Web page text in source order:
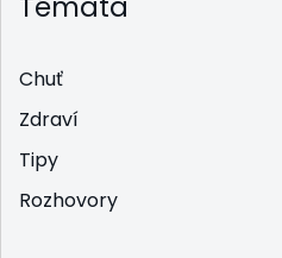
Chuť
Zdraví
Tipy
Rozhovory